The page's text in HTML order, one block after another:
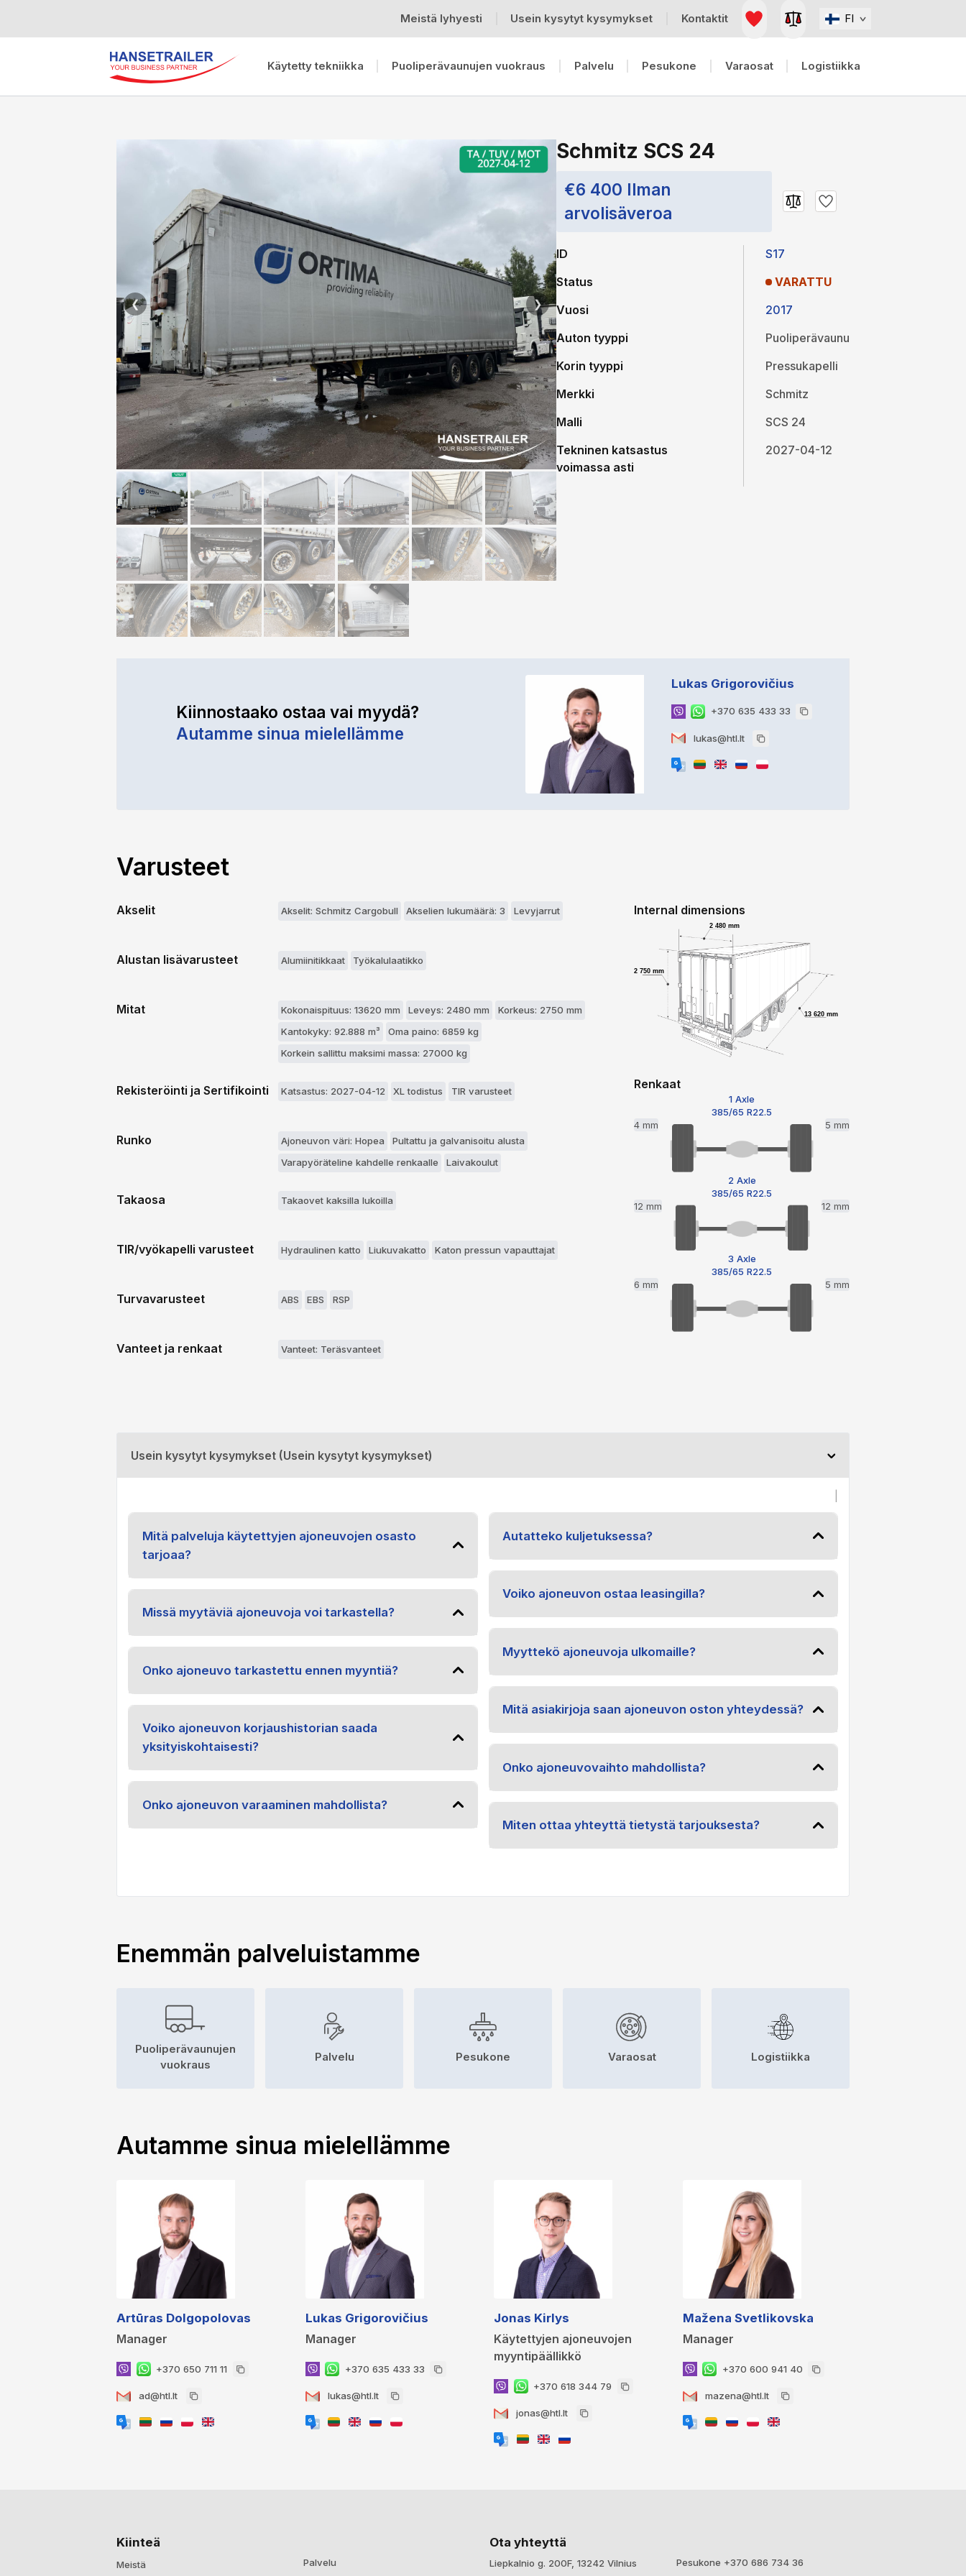
Meistä lyhyesti Usein kysytyt kysymykset Kontaktit FI
Käytetty tekniikka Puoliperävaunujen vuokraus Palvelu Pesukone Varaosat Logistiikka
❮ ❯
Schmitz SCS 24
€6 400 Ilman
arvolisäveroa
ID
Status
Vuosi
Auton tyyppi
Korin tyyppi
Merkki
Malli
Tekninen katsastus
voimassa asti
S17
VARATTU
2017
Puoliperävaunu
Pressukapelli
Schmitz
SCS 24
2027-04-12
Kiinnostaako ostaa vai myydä?
Autamme sinua mielellämme
Lukas Grigorovičius
+370 635 433 33
lukas@htl.lt
Varusteet
Akselit Akselit: Schmitz Cargobull Akselien lukumäärä: 3 Levyjarrut
Alustan lisävarusteet Alumiinitikkaat Työkalulaatikko
Mitat Kokonaispituus: 13620 mm Leveys: 2480 mm
Korkeus: 2750 mm
Kantokyky: 92.888 m³
Oma paino: 6859 kg
Korkein sallittu maksimi massa: 27000 kg
Rekisteröinti ja Sertifikointi Katsastus: 2027-04-12 XL todistus TIR varusteet
Runko Ajoneuvon väri: Hopea
Pultattu ja galvanisoitu alusta
Varapyöräteline kahdelle renkaalle
Laivakoulut
Takaosa Takaovet kaksilla lukoilla
TIR/vyökapelli varusteet Hydraulinen katto Liukuvakatto Katon pressun vapauttajat
Turvavarusteet ABS EBS RSP
Vanteet ja renkaat Vanteet: Teräsvanteet
Internal dimensions
2 480 mm
2 750 mm
13 620 mm
Renkaat
1 Axle
385/65 R22.5
4 mm
5 mm
2 Axle
385/65 R22.5
12 mm
12 mm
3 Axle
385/65 R22.5
6 mm
5 mm
Usein kysytyt kysymykset (Usein kysytyt kysymykset)
Mitä palveluja käytettyjen ajoneuvojen osasto
tarjoaa?
Missä myytäviä ajoneuvoja voi tarkastella?
Onko ajoneuvo tarkastettu ennen myyntiä?
Voiko ajoneuvon korjaushistorian saada
yksityiskohtaisesti?
Onko ajoneuvon varaaminen mahdollista?
Autatteko kuljetuksessa?
Voiko ajoneuvon ostaa leasingilla?
Myyttekö ajoneuvoja ulkomaille?
Mitä asiakirjoja saan ajoneuvon oston yhteydessä?
Onko ajoneuvovaihto mahdollista?
Miten ottaa yhteyttä tietystä tarjouksesta?
Enemmän palveluistamme
Puoliperävaunujen
vuokraus
Palvelu Pesukone Varaosat Logistiikka
Autamme sinua mielellämme
Artūras Dolgopolovas
Manager
+370 650 711 11
ad@htl.lt
Lukas Grigorovičius
Manager
+370 635 433 33
lukas@htl.lt
Jonas Kirlys
Käytettyjen ajoneuvojen
myyntipäällikkö
+370 618 344 79
jonas@htl.lt
Mažena Svetlikovska
Manager
+370 600 941 40
mazena@htl.lt
Kiinteä
Meistä Palvelu
Ota yhteyttä
Liepkalnio g. 200F, 13242 Vilnius Pesukone +370 686 734 36